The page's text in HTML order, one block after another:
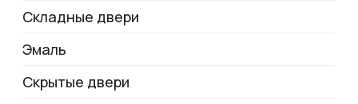
Складные двери
Эмаль
Скрытые двери